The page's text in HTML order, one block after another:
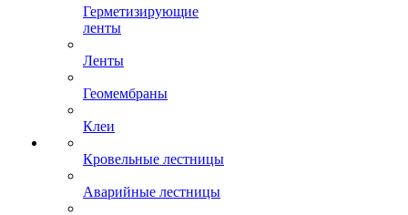
Герметизирующие
ленты
Ленты
Геомембраны
Клеи
Кровельные лестницы
Аварийные лестницы